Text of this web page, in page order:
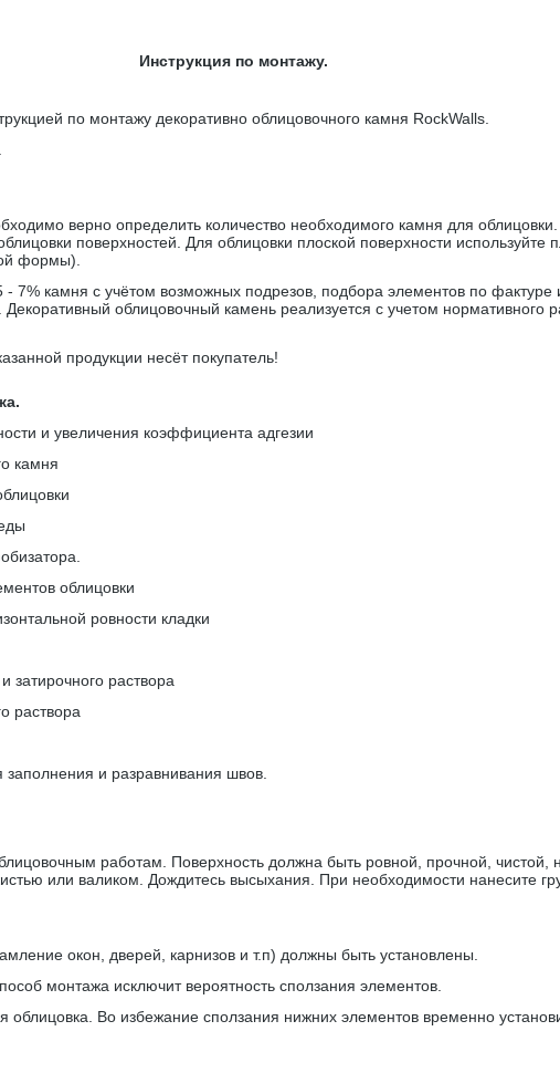
Инструкция по монтажу.
по монтажу декоративно облицовочного камня RockWalls
верно определить количество необходимого камня для
поверхностей. Для облицовки плоской поверхности используйте
формы).
7% камня с учётом возможных подрезов, подбора элементов по фактуре
облицовочный камень реализуется с учетом нормативного
продукции несёт покупатель!
и увеличения коэффициента адгезии
камня
облицовки
ровности кладки
затирочного раствора
раствора
и разравнивания швов.
работам. Поверхность должна быть ровной, прочной, чистой,
или валиком. Дождитесь высыхания. При необходимости нанесите
окон, дверей, карнизов и т.п) должны быть установлены.
монтажа исключит вероятность сползания элементов.
облицовка. Во избежание сползания нижних элементов временно